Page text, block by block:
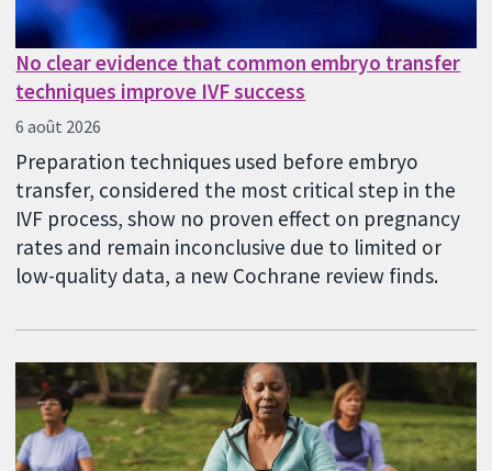
No clear evidence that common embryo transfer
techniques improve IVF success
6 août 2026
Preparation techniques used before embryo
transfer, considered the most critical step in the
IVF process, show no proven effect on pregnancy
rates and remain inconclusive due to limited or
low-quality data, a new Cochrane review finds.